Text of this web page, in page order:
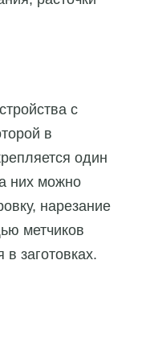
с
в
один
них можно
нарезание
метчиков
в заготовках.